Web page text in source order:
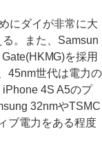
にダイが非常に大
。また、Samsun
を採用
45nm世代は電力の
4S A5のプ
32nmやTSMC
ブ電力をある程度